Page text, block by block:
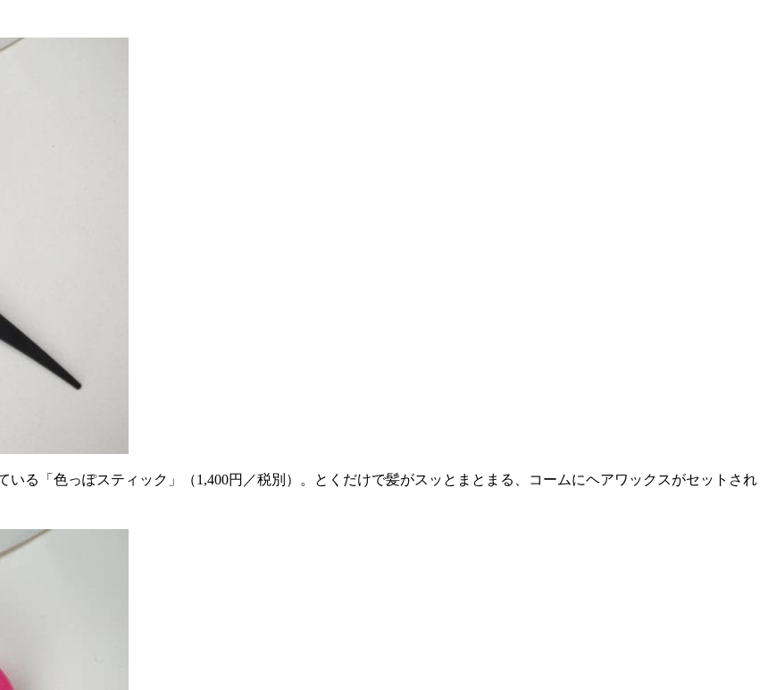
る「色っぽスティック」（1,400円／税別）。とくだけで髪がスッとまとまる、コームにヘアワックスがセットされ